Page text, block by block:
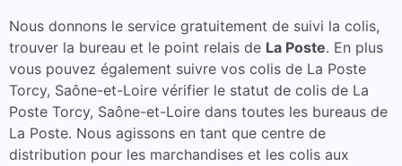
Nous donnons le service gratuitement de suivi la colis,
trouver la bureau et le point relais de La Poste. En plus
vous pouvez également suivre vos colis de La Poste
Torcy, Saône-et-Loire vérifier le statut de colis de La
Poste Torcy, Saône-et-Loire dans toutes les bureaus de
La Poste. Nous agissons en tant que centre de
distribution pour les marchandises et les colis aux